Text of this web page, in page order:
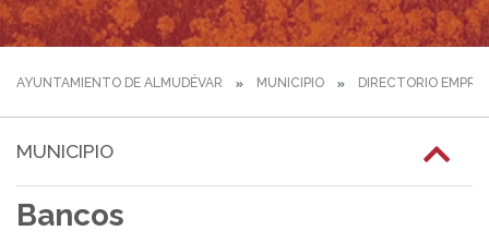
AYUNTAMIENTO DE ALMUDÉVAR MUNICIPIO DIRECTORIO
MUNICIPIO
Bancos